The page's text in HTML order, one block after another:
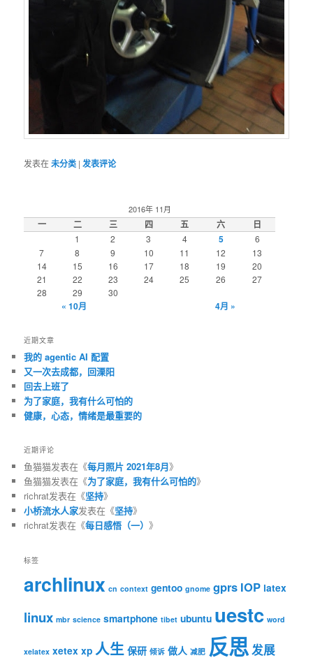
发表在未分类 |发表评论
2016年 11月
一 二 三 四 五 六 日
1 2 3 4 5
6
7
8 9 10 11 12
13
14
15 16 17 18 19
20
21
22 23 24 25 26
27
28
29 30
« 10月 4月 »
近期文章
我的 agentic AI 配置
又一次去成都，回溧阳
回去上班了
为了家庭，我有什么可怕的
健康，心态，情绪是最重要的
近期评论
鱼猫猫发表在《每月照片 2021年8月》
鱼猫猫发表在《为了家庭，我有什么可怕的》
richrat发表在《坚持》
小桥流水人家发表在《坚持》
richrat发表在《每日感悟（一）》
标签
archlinux cn context gentoo gnome gprs IOP latex
linux mbr science smartphone tibet ubuntu uestc word
xelatex xetex xp 人生 保研 倾诉 做人 减肥 反思发展